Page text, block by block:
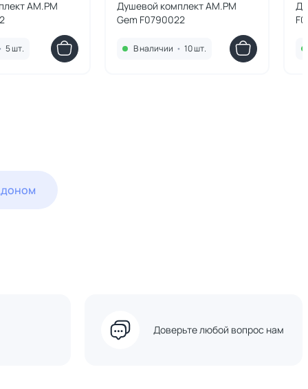
AM.PM
5 шт.
Душевой комплект AM.PM
Gem F0790022
В наличии • 10 шт.
Доверьте любой вопрос нам